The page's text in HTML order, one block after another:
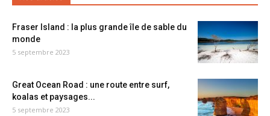
Fraser Island : la plus grande île de sable du
monde
5 septembre 2023
Great Ocean Road : une route entre surf,
koalas et paysages...
5 septembre 2023